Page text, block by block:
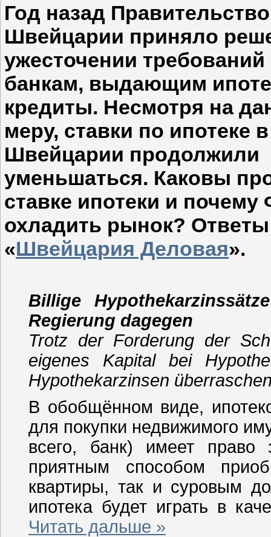
Год назад Правительство
Швейцарии приняло
ужесточении требований
банкам, выдающим
кредиты. Несмотря на
меру, ставки по ипотеке в
Швейцарии продолжили
уменьшаться. Каковы
ставке ипотеки и
охладить рынок?
«Швейцария Деловая».
Billige
Regierung dagegen
Trotz der Forderung der
eigenes Kapital bei
Hypothekarzinsen
В обобщённом виде,
для покупки недвижимого
всего, банк) имеет право
приятным способом
квартиры, так и суровым
ипотека будет играть в
Читать дальше »